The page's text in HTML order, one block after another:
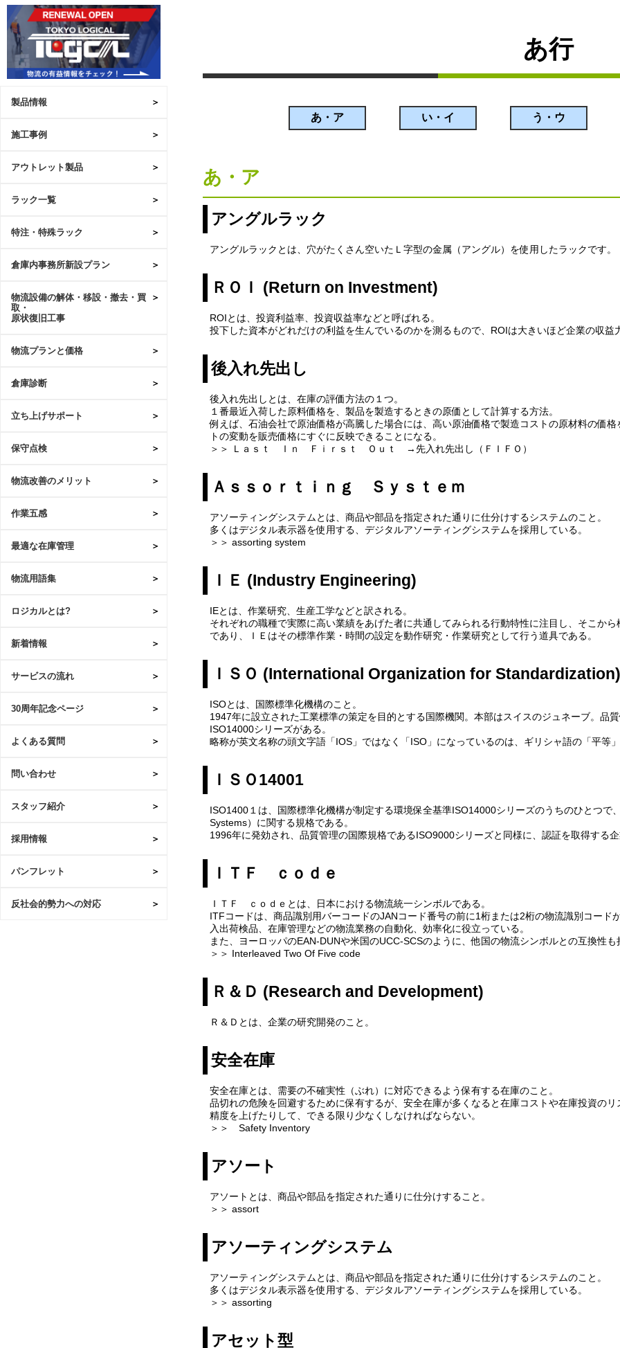
製品情報
施工事例
アウトレット製品
ラック一覧
特注・特殊ラック
倉庫内事務所新設プラン
物流設備の解体・移設・撤去・買
取・
原状復旧工事
物流プランと価格
倉庫診断
立ち上げサポート
保守点検
物流改善のメリット
作業五感
最適な在庫管理
物流用語集
ロジカルとは?
新着情報
サービスの流れ
30周年記念ページ
よくある質問
問い合わせ
スタッフ紹介
採用情報
パンフレット
反社会的勢力への対応
あ行
あ・ア い・イ う・ウ
あ・ア
アングルラック
アングルラックとは、穴がたくさん空いたＬ字型の金属（アングル）を使用したラックです。
ＲＯＩ (Return on Investment)
ROIとは、投資利益率、投資収益率などと呼ばれる。
投下した資本がどれだけの利益を生んでいるのかを測るもので、ROIは大きいほど企業の収
後入れ先出し
後入れ先出しとは、在庫の評価方法の１つ。
１番最近入荷した原料価格を、製品を製造するときの原価として計算する方法。
例えば、石油会社で原油価格が高騰した場合には、高い原油価格で製造コストの原材料の価
トの変動を販売価格にすぐに反映できることになる。
＞＞ Ｌａｓｔ Ｉｎ Ｆｉｒｓｔ Ｏｕｔ →先入れ先出し（ＦＩＦＯ）
Ａｓｓｏｒｔｉｎｇ Ｓｙｓｔｅｍ
アソーティングシステムとは、商品や部品を指定された通りに仕分けするシステムのこと。
多くはデジタル表示器を使用する、デジタルアソーティングシステムを採用している。
＞＞ assorting system
ＩＥ (Industry Engineering)
IEとは、作業研究、生産工学などと訳される。
それぞれの職種で実際に高い業績をあげた者に共通してみられる行動特性に注目し、そこか
であり、ＩＥはその標準作業・時間の設定を動作研究・作業研究として行う道具である。
ＩＳＯ (International Organization for Standardization)
ISOとは、国際標準化機構のこと。
1947年に設立された工業標準の策定を目的とする国際機関。本部はスイスのジュネーブ。品
ISO14000シリーズがある。
略称が英文名称の頭文字語「IOS」ではなく「ISO」になっているのは、ギリシャ語の「平等
ＩＳＯ14001
ISO1400１は、国際標準化機構が制定する環境保全基準ISO14000シリーズのうちのひとつ
Systems）に関する規格である。
1996年に発効され、品質管理の国際規格であるISO9000シリーズと同様に、認証を取得する
ＩＴＦ ｃｏｄｅ
ＩＴＦ ｃｏｄｅとは、日本における物流統一シンボルである。
ITFコードは、商品識別用バーコードのJANコード番号の前に1桁または2桁の物流識別コー
入出荷検品、在庫管理などの物流業務の自動化、効率化に役立っている。
また、ヨーロッパのEAN-DUNや米国のUCC-SCSのように、他国の物流シンボルとの互換性も
＞＞ Interleaved Two Of Five code
Ｒ＆Ｄ (Research and Development)
Ｒ＆Ｄとは、企業の研究開発のこと。
安全在庫
安全在庫とは、需要の不確実性（ぶれ）に対応できるよう保有する在庫のこと。
品切れの危険を回避するために保有するが、安全在庫が多くなると在庫コストや在庫投資の
精度を上げたりして、できる限り少なくしなければならない。
＞＞ Safety Inventory
アソート
アソートとは、商品や部品を指定された通りに仕分けすること。
＞＞ assort
アソーティングシステム
アソーティングシステムとは、商品や部品を指定された通りに仕分けするシステムのこと。
多くはデジタル表示器を使用する、デジタルアソーティングシステムを採用している。
＞＞ assorting
アセット型